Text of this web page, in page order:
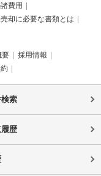
費用
却に必要な書類とは
要
採用情報
索
歴